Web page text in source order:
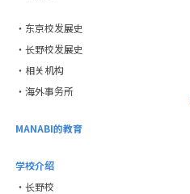
・东京校发展史
・长野校发展史
・相关机构
・海外事务所
MANABI的教育
学校介绍
・长野校